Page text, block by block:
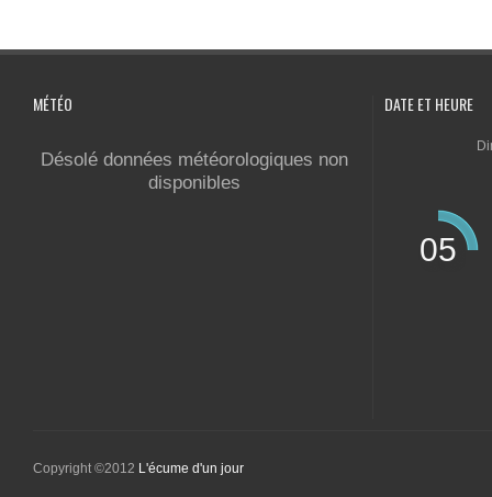
MÉTÉO
Désolé données météorologiques non
disponibles
DATE ET HEURE
05
Copyright ©2012 L'écume d'un jour